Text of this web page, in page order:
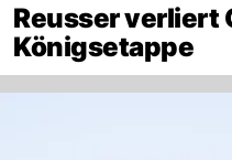
Reusser verliert
Königsetappe